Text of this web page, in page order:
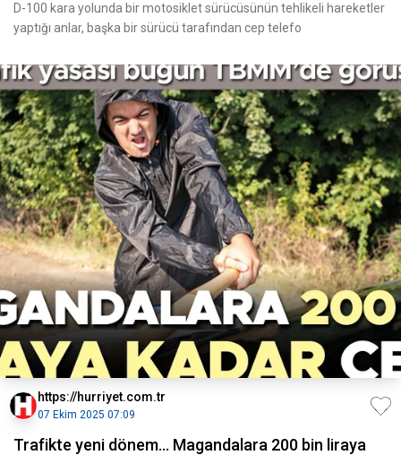
D-100 kara yolunda bir motosiklet sürücüsünün tehlikeli hareketler
yaptığı anlar, başka bir sürücü tarafından cep telefo
https://hurriyet.com.tr
07 Ekim 2025 07:09
Trafikte yeni dönem... Magandalara 200 bin liraya